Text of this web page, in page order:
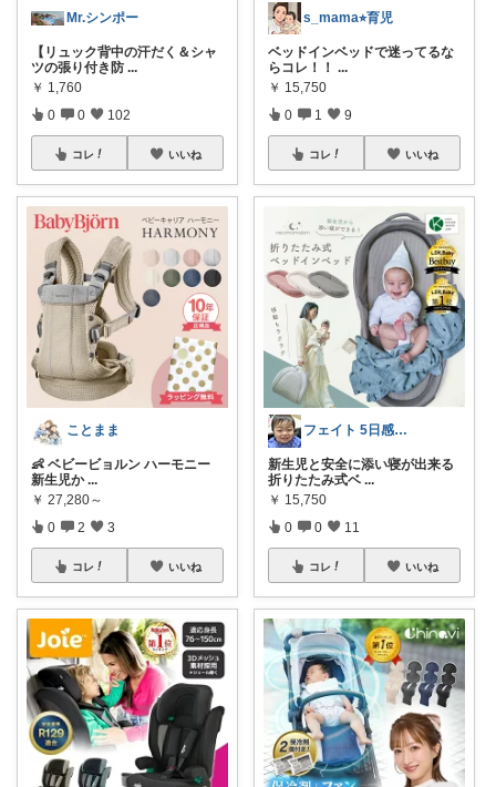
Mr.シンポー
【リュック背中の汗だく＆シャ
ツの張り付き防 ...
￥ 1,760
0 0 102
コレ いいね
ことまま
👶 ベビービョルン ハーモニー
新生児か ...
￥ 27,280～
0 2 3
コレ いいね
s_mama⭐︎育児
ベッドインベッドで迷ってるな
らコレ！！ ...
￥ 15,750
0 1 9
コレ いいね
フェイト 5日感謝です😊
新生児と安全に添い寝が出来る
折りたたみ式ベ ...
￥ 15,750
0 0 11
コレ いいね